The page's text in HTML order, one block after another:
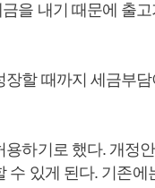
을 내기 때문에 출
할 때까지 세금부
하기로 했다. 개정
있게 된다. 기존에